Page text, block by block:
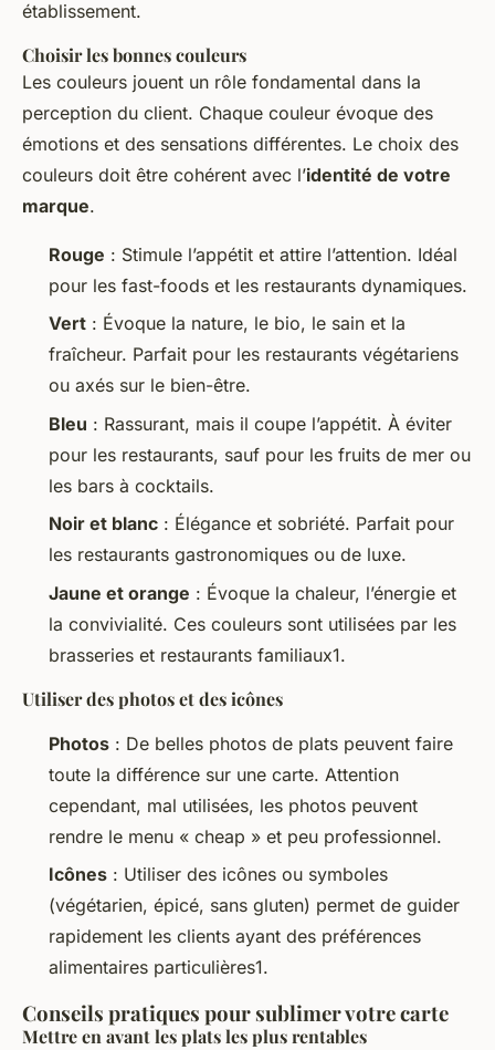
établissement.
Choisir les bonnes couleurs
Les couleurs jouent un rôle fondamental dans la
perception du client. Chaque couleur évoque des
émotions et des sensations différentes. Le choix des
couleurs doit être cohérent avec l’identité de votre
marque.
Rouge : Stimule l’appétit et attire l’attention. Idéal
pour les fast-foods et les restaurants dynamiques.
Vert : Évoque la nature, le bio, le sain et la
fraîcheur. Parfait pour les restaurants végétariens
ou axés sur le bien-être.
Bleu : Rassurant, mais il coupe l’appétit. À éviter
pour les restaurants, sauf pour les fruits de mer ou
les bars à cocktails.
Noir et blanc : Élégance et sobriété. Parfait pour
les restaurants gastronomiques ou de luxe.
Jaune et orange : Évoque la chaleur, l’énergie et
la convivialité. Ces couleurs sont utilisées par les
brasseries et restaurants familiaux1.
Utiliser des photos et des icônes
Photos : De belles photos de plats peuvent faire
toute la différence sur une carte. Attention
cependant, mal utilisées, les photos peuvent
rendre le menu « cheap » et peu professionnel.
Icônes : Utiliser des icônes ou symboles
(végétarien, épicé, sans gluten) permet de guider
rapidement les clients ayant des préférences
alimentaires particulières1.
Conseils pratiques pour sublimer votre carte
Mettre en avant les plats les plus rentables